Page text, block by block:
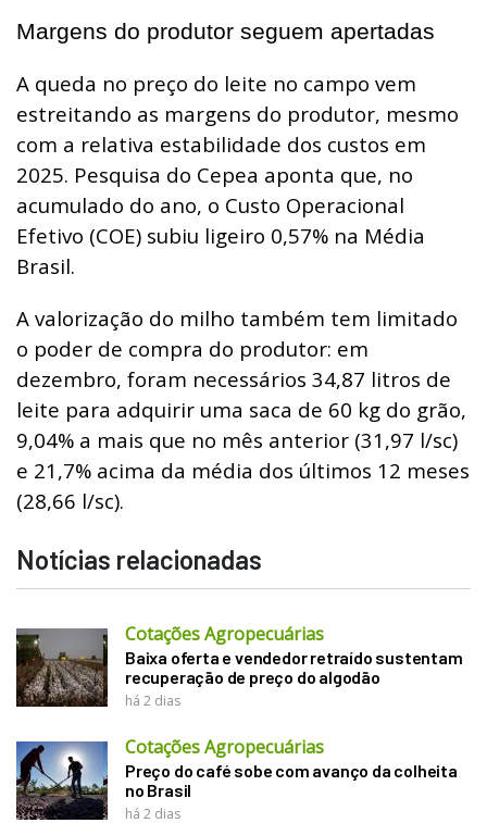
Margens do produtor seguem apertadas
A queda no preço do leite no campo vem
estreitando as margens do produtor, mesmo
com a relativa estabilidade dos custos em
2025. Pesquisa do Cepea aponta que, no
acumulado do ano, o Custo Operacional
Efetivo (COE) subiu ligeiro 0,57% na Média
Brasil.
A valorização do milho também tem limitado
o poder de compra do produtor: em
dezembro, foram necessários 34,87 litros de
leite para adquirir uma saca de 60 kg do grão,
9,04% a mais que no mês anterior (31,97 l/sc)
e 21,7% acima da média dos últimos 12 meses
(28,66 l/sc).
Notícias relacionadas
Cotações Agropecuárias
Baixa oferta e vendedor retraído sustentam
recuperação de preço do algodão
há 2 dias
Cotações Agropecuárias
Preço do café sobe com avanço da colheita
no Brasil
há 2 dias